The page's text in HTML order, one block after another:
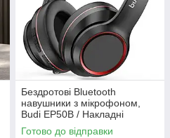
Бездротові Bluetooth
навушники з мікрофоном,
Budi EP50B / Накладні
навушники блютуз
Готово до відправки